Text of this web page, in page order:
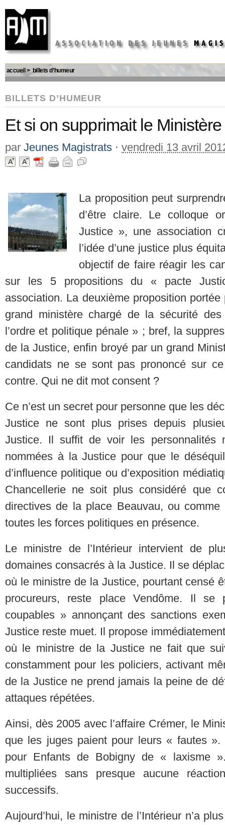
accueil > billets d’humeur
BILLETS D’HUMEUR
Et si on supprimait le
par Jeunes Magistrats ⋅ vendredi 13 avril
La proposition peut
d’être claire. Le colloque
Justice », une association
l’idée d’une justice plus
objectif de faire réagir les
sur les 5 propositions du « pacte
association. La deuxième proposition
grand ministère chargé de la sécurité
l’ordre et politique pénale » ; bref, la
de la Justice, enfin broyé par un grand
candidats ne se sont pas prononcé sur
contre. Qui ne dit mot consent ?
Ce n’est un secret pour personne que les
Justice ne sont plus prises depuis
Justice. Il suffit de voir les personnalités
nommées à la Justice pour que le
d’influence politique ou d’exposition
Chancellerie ne soit plus considéré que
directives de la place Beauvau, ou comme
toutes les forces politiques en présence.
Le ministre de l’Intérieur intervient de
domaines consacrés à la Justice. Il se
où le ministre de la Justice, pourtant censé
procureurs, reste place Vendôme. Il se
coupables » annonçant des sanctions
Justice reste muet. Il propose
où le ministre de la Justice ne fait que
constamment pour les policiers, activant
de la Justice ne prend jamais la peine de
attaques répétées.
Ainsi, dès 2005 avec l’affaire Crémer, le
que les juges paient pour leurs « fautes
pour Enfants de Bobigny de « laxisme
multipliées sans presque aucune
successifs.
Aujourd’hui, le ministre de l’Intérieur n’a